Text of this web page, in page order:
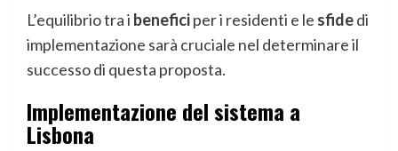
L’equilibrio tra i beneficiper i residenti e le sfidedi
implementazione sarà cruciale nel determinare il
successo di questa proposta.
Implementazione del sistema a
Lisbona